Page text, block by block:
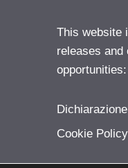
This website
releases and
opportunities:
Cookie